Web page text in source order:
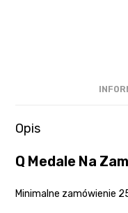
Opis
Q Medale Na
Minimalne zamówienie